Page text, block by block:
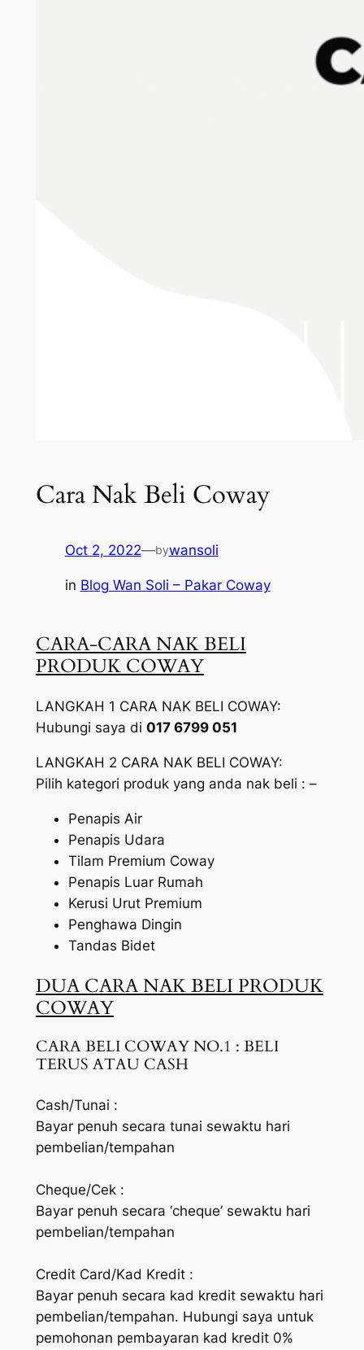
Cara Nak Beli Coway
Oct 2, 2022—bywansoli
in Blog Wan Soli – Pakar Coway
CARA-CARA NAK BELI
PRODUK COWAY
LANGKAH 1 CARA NAK BELI COWAY:
Hubungi saya di 017 6799 051
LANGKAH 2 CARA NAK BELI COWAY:
Pilih kategori produk yang anda nak beli : –
Penapis Air
Penapis Udara
Tilam Premium Coway
Penapis Luar Rumah
Kerusi Urut Premium
Penghawa Dingin
Tandas Bidet
DUA CARA NAK BELI PRODUK
COWAY
CARA BELI COWAY NO.1 : BELI
TERUS ATAU CASH
Cash/Tunai :
Bayar penuh secara tunai sewaktu hari
pembelian/tempahan
Cheque/Cek :
Bayar penuh secara ‘cheque’ sewaktu hari
pembelian/tempahan
Credit Card/Kad Kredit :
Bayar penuh secara kad kredit sewaktu hari
pembelian/tempahan. Hubungi saya untuk
pemohonan pembayaran kad kredit 0%